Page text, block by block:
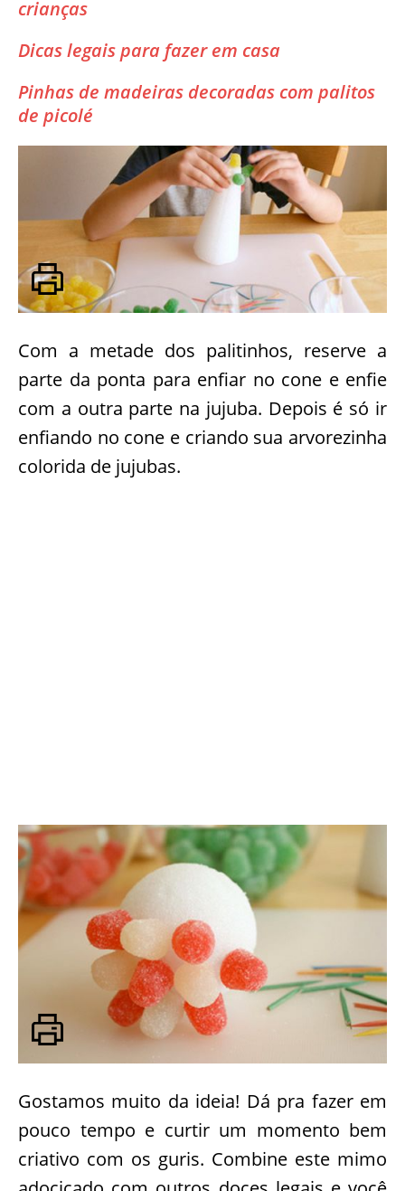
crianças
Dicas legais para fazer em casa
Pinhas de madeiras decoradas com palitos
de picolé
Com a metade dos palitinhos, reserve a
parte da ponta para enfiar no cone e enfie
com a outra parte na jujuba. Depois é só ir
enfiando no cone e criando sua arvorezinha
colorida de jujubas.
Gostamos muito da ideia! Dá pra fazer em
pouco tempo e curtir um momento bem
criativo com os guris. Combine este mimo